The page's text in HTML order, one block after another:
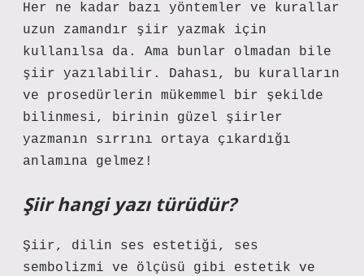
Her ne kadar bazı yöntemler ve kurallar
uzun zamandır şiir yazmak için
kullanılsa da. Ama bunlar olmadan bile
şiir yazılabilir. Dahası, bu kuralların
ve prosedürlerin mükemmel bir şekilde
bilinmesi, birinin güzel şiirler
yazmanın sırrını ortaya çıkardığı
anlamına gelmez!
Şiir hangi yazı türüdür?
Şiir, dilin ses estetiği, ses
sembolizmi ve ölçüsü gibi estetik ve